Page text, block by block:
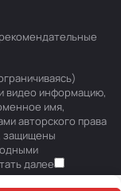
рекомендательные
видео информацию,
имя,
авторского права
защищены
далее